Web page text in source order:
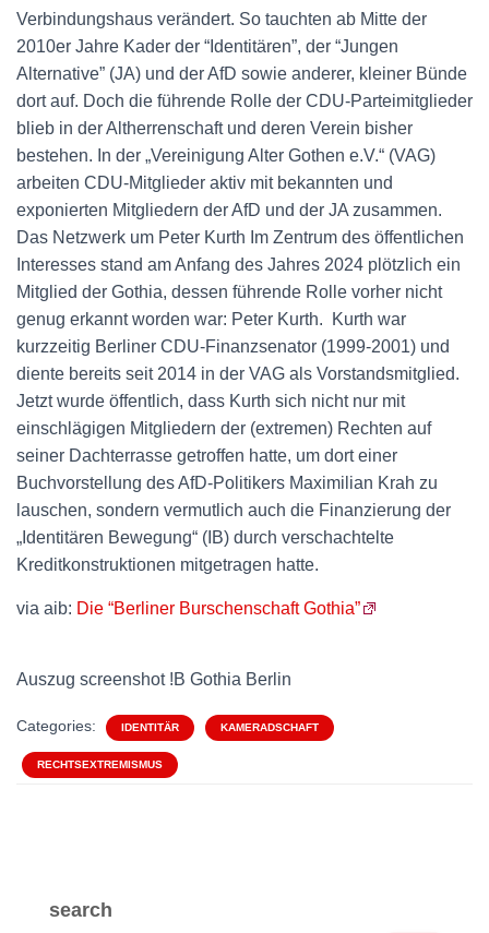
Verbindungshaus verändert. So tauchten ab Mitte der
2010er Jahre Kader der “Identitären”, der “Jungen
Alternative” (JA) und der AfD sowie anderer, kleiner Bünde
dort auf. Doch die führende Rolle der CDU-Parteimitglieder
blieb in der Altherrenschaft und deren Verein bisher
bestehen. In der „Vereinigung Alter Gothen e.V.“ (VAG)
arbeiten CDU-Mitglieder aktiv mit bekannten und
exponierten Mitgliedern der AfD und der JA zusammen.
Das Netzwerk um Peter Kurth Im Zentrum des öffentlichen
Interesses stand am Anfang des Jahres 2024 plötzlich ein
Mitglied der Gothia, dessen führende Rolle vorher nicht
genug erkannt worden war: Peter Kurth. Kurth war
kurzzeitig Berliner CDU-Finanzsenator (1999-2001) und
diente bereits seit 2014 in der VAG als Vorstandsmitglied.
Jetzt wurde öffentlich, dass Kurth sich nicht nur mit
einschlägigen Mitgliedern der (extremen) Rechten auf
seiner Dachterrasse getroffen hatte, um dort einer
Buchvorstellung des AfD-Politikers Maximilian Krah zu
lauschen, sondern vermutlich auch die Finanzierung der
„Identitären Bewegung“ (IB) durch verschachtelte
Kreditkonstruktionen mitgetragen hatte.
via aib: Die “Berliner Burschenschaft Gothia”
Auszug screenshot !B Gothia Berlin
Categories: IDENTITÄR KAMERADSCHAFT
RECHTSEXTREMISMUS
search